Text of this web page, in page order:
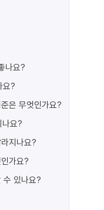
나요?
요?
은 무엇인가요?
요?
지나요?
가요?
수 있나요?